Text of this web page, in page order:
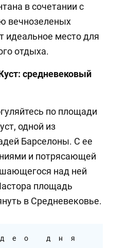
в сочетании с
вечнозеленых
идеальное место для
отдыха.
средневековый
по площади
одной из
Барселоны. С ее
и потрясающей
над ней
площадь
в Средневековье.
дня